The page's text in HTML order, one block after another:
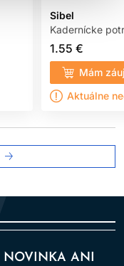
Sibel
Kadernícke
1.55 €
Mám
Aktuálne
NOVINKA ANI